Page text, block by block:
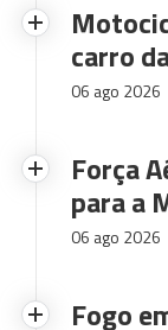
carro
06 ago 2026
Força
para a
06 ago 2026
Fogo